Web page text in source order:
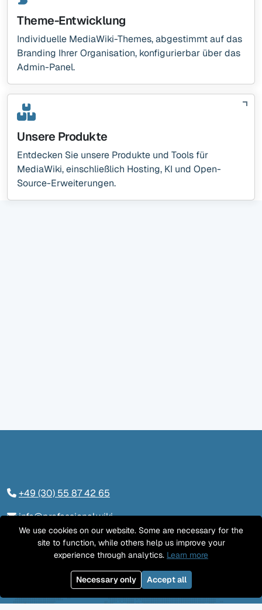
Theme-Entwicklung
Individuelle MediaWiki-Themes, abgestimmt auf das
Branding Ihrer Organisation, konfigurierbar über das
Admin-Panel.
Unsere Produkte
Entdecken Sie unsere Produkte und Tools für
MediaWiki, einschließlich Hosting, KI und Open-
Source-Erweiterungen.
+49 (30) 55 87 42 65
info@professional.wiki
Tieckstraße 24, 10115 Berlin
We use cookies on our website. Some are necessary for the
site to function, while others help us improve your
experience through analytics. Learn more
Necessary only Accept all